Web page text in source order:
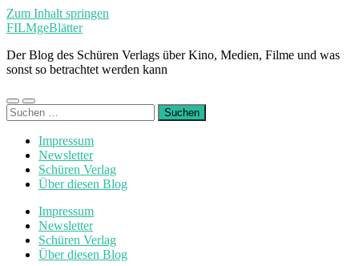
Zum Inhalt springen
FILMgeBlätter
Der Blog des Schüren Verlags über Kino, Medien, Filme und was
sonst so betrachtet werden kann
Mobile-
Menü
Suchfeld
ein-/ausblenden
Suchen
nach:
Impressum
Newsletter
Schüren Verlag
Über diesen Blog
Impressum
Newsletter
Schüren Verlag
Über diesen Blog